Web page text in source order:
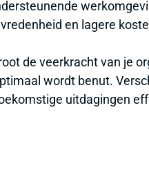
en lagere
de veerkracht van je
wordt benut.
uitdagingen